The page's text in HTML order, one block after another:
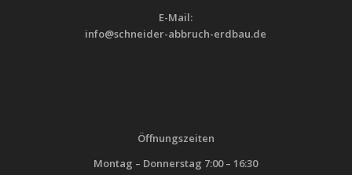
E-Mail:
info@schneider-abbruch-erdbau.de
Öffnungszeiten
Montag – Donnerstag 7:00 – 16:30